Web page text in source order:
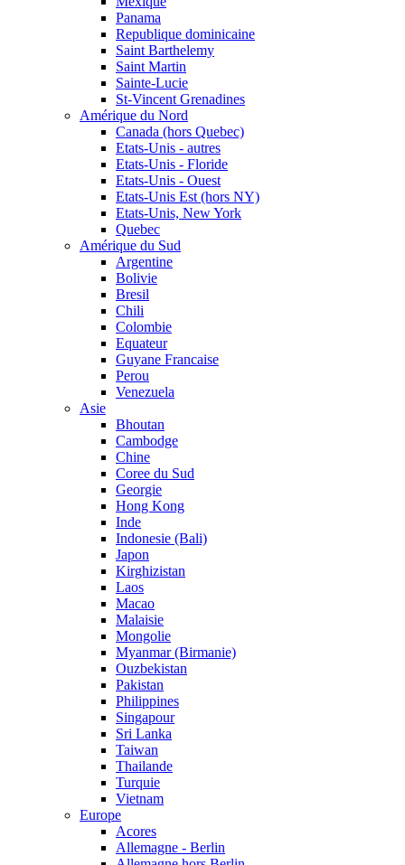
Panama
Republique dominicaine
Saint Barthelemy
Saint Martin
Sainte-Lucie
St-Vincent Grenadines
Amérique du Nord
Canada (hors Quebec)
Etats-Unis - autres
Etats-Unis - Floride
Etats-Unis - Ouest
Etats-Unis Est (hors NY)
Etats-Unis, New York
Quebec
Amérique du Sud
Argentine
Bolivie
Bresil
Chili
Colombie
Equateur
Guyane Francaise
Perou
Venezuela
Asie
Bhoutan
Cambodge
Chine
Coree du Sud
Georgie
Hong Kong
Inde
Indonesie (Bali)
Japon
Kirghizistan
Laos
Macao
Malaisie
Mongolie
Myanmar (Birmanie)
Ouzbekistan
Pakistan
Philippines
Singapour
Sri Lanka
Taiwan
Thailande
Turquie
Vietnam
Europe
Acores
Allemagne - Berlin